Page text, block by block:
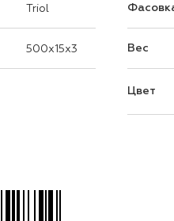
Triol
500x15x3 Вес
Цвет